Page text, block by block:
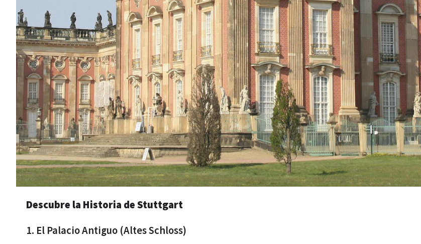
Descubre la Historia de Stuttgart
1. El Palacio Antiguo (Altes Schloss)